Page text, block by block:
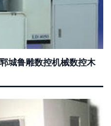
城鲁雕数控机械数控木